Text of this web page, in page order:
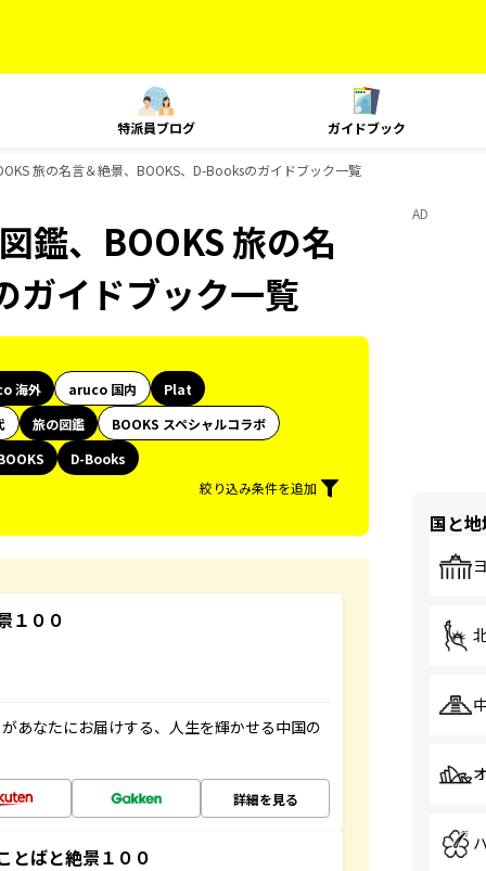
特派員ブログ ガイドブック
旅の名言＆絶景、BOOKS、D-Booksのガイドブック一覧
鑑、BOOKS 旅の名
ガイドブック一覧
海外 aruco 国内
Plat
旅の図鑑
BOOKS スペシャルコラボ
D-Books
絞り込み条件を追加
１００
あなたにお届けする、人生を輝かせる中国の
詳細を見る
とばと絶景１００
AD
国と